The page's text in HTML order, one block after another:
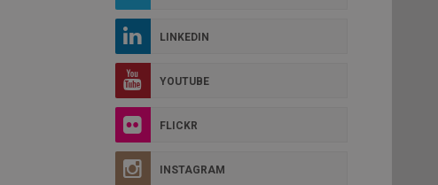
LINKEDIN
YOUTUBE
FLICKR
INSTAGRAM